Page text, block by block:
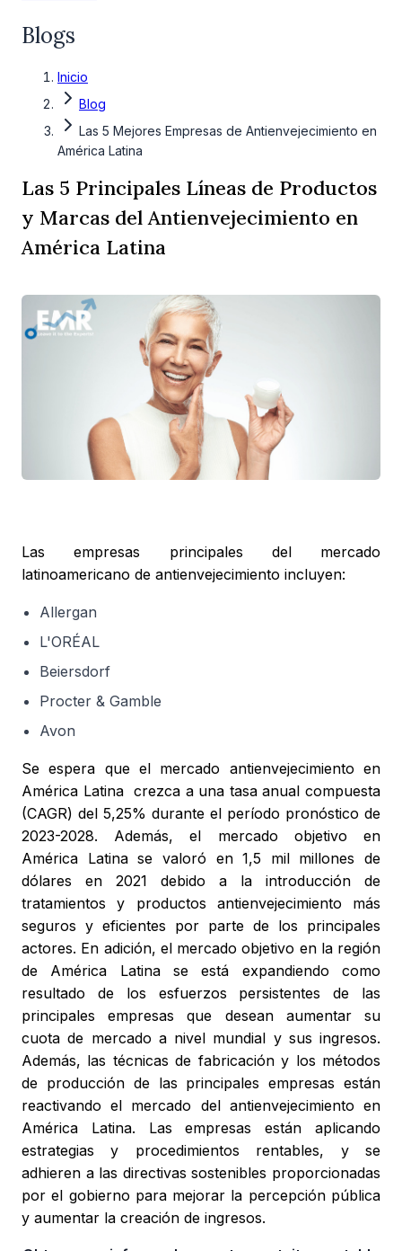
Blogs
Inicio
Blog
Las 5 Mejores Empresas de Antienvejecimiento en
América Latina
Las 5 Principales Líneas de Productos
y Marcas del Antienvejecimiento en
América Latina
Las empresas principales del mercado
latinoamericano de antienvejecimiento incluyen:
Allergan
L'ORÉAL
Beiersdorf
Procter & Gamble
Avon
Se espera que el mercado antienvejecimiento en
América Latina crezca a una tasa anual compuesta
(CAGR) del 5,25% durante el período pronóstico de
2023-2028. Además, el mercado objetivo en
América Latina se valoró en 1,5 mil millones de
dólares en 2021 debido a la introducción de
tratamientos y productos antienvejecimiento más
seguros y eficientes por parte de los principales
actores. En adición, el mercado objetivo en la región
de América Latina se está expandiendo como
resultado de los esfuerzos persistentes de las
principales empresas que desean aumentar su
cuota de mercado a nivel mundial y sus ingresos.
Además, las técnicas de fabricación y los métodos
de producción de las principales empresas están
reactivando el mercado del antienvejecimiento en
América Latina. Las empresas están aplicando
estrategias y procedimientos rentables, y se
adhieren a las directivas sostenibles proporcionadas
por el gobierno para mejorar la percepción pública
y aumentar la creación de ingresos.